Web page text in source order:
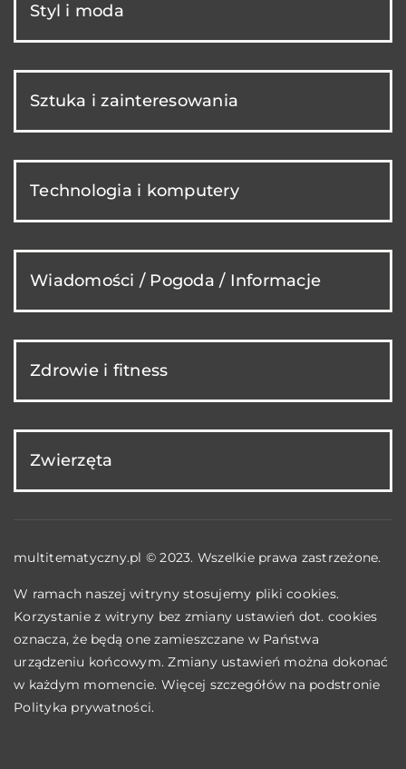
Styl i moda
Sztuka i zainteresowania
Technologia i komputery
Wiadomości / Pogoda / Informacje
Zdrowie i fitness
Zwierzęta
multitematyczny.pl © 2023. Wszelkie prawa zastrzeżone.
W ramach naszej witryny stosujemy pliki cookies.
Korzystanie z witryny bez zmiany ustawień dot. cookies
oznacza, że będą one zamieszczane w Państwa
urządzeniu końcowym. Zmiany ustawień można dokonać
w każdym momencie. Więcej szczegółów na podstronie
Polityka prywatności.